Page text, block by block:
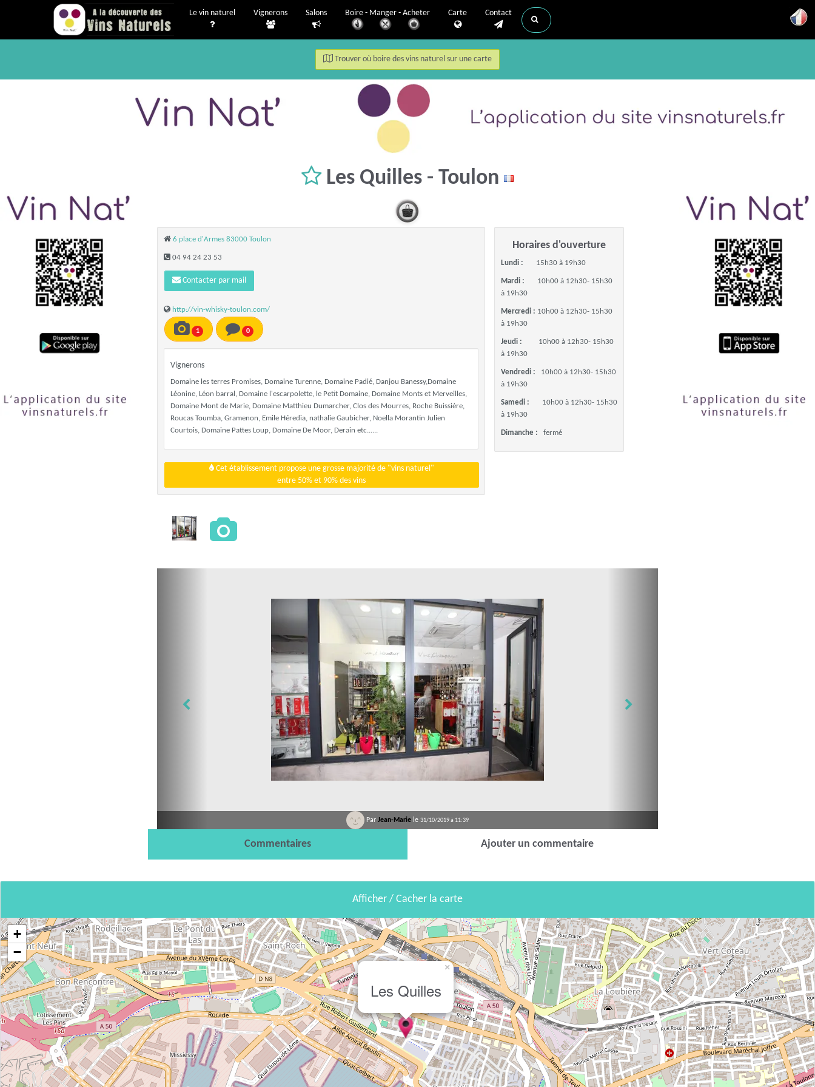
Le vin naturel Vignerons Salons Boire - Manger - Acheter Carte Contact
Trouver où boire des vins naturel sur une carte
Les Quilles - Toulon
6 place d'Armes 83000 Toulon
04 94 24 23 53
Contacter par mail
http://vin-whisky-toulon.com/
1 0
Vignerons
Domaine les terres Promises, Domaine Turenne, Domaine Padié, Danjou Banessy,Domaine
Léonine, Léon barral, Domaine l'escarpolette, le Petit Domaine, Domaine Monts et Merveilles,
Domaine Mont de Marie, Domaine Matthieu Dumarcher, Clos des Mourres, Roche Buissière,
Roucas Toumba, Gramenon, Emile Héredia, nathalie Gaubicher, Noella Morantin Julien
Courtois, Domaine Pattes Loup, Domaine De Moor, Derain etc......
Cet établissement propose une grosse majorité de "vins naturel"
entre 50% et 90% des vins
Horaires d'ouverture
Lundi : 15h30 à 19h30
Mardi :
10h00 à 12h30- 15h30
à 19h30
Mercredi : 10h00 à 12h30- 15h30
à 19h30
Jeudi :
10h00 à 12h30- 15h30
à 19h30
Vendredi :
10h00 à 12h30- 15h30
à 19h30
Samedi :
10h00 à 12h30- 15h30
à 19h30
Dimanche : fermé
Par Jean-Marie le 31/10/2019 à 11:39
Commentaires Ajouter un commentaire
Afficher / Cacher la carte
Les Quilles
×
+
−